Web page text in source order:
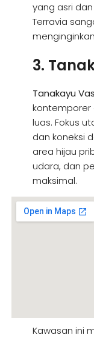
yang asri
Terravia
3.
Tanakayu
kontemporer
luas. Fokus
dan koneksi
area hijau
udara, dan
maksimal.
Kawasan ini